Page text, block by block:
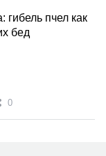
гибель пчел как
бед
0